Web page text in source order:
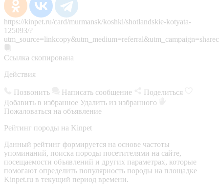
https://kinpet.ru/card/murmansk/koshki/shotlandskie-kotyata-
125093/?
Ссылка скопирована
Действия
Позвонить Написать сообщение
Поделиться
Добавить в избранное Удалить из избранного
Пожаловаться на объявление
Рейтинг породы на Kinpet
Данный рейтинг формируется на основе частоты
упоминаний, поиска породы посетителями на сайте,
посещаемости объявлений и других параметрах, которые
помогают определить популярность породы на площадке
Kinpet.ru в текущий период времени.